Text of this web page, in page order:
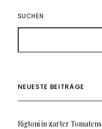
SUCHEN
NEUESTE BEITRÄGE
Rigtoni in zarter